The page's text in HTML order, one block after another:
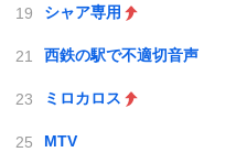
シャア専用
西鉄の駅で不適切音声
ミロカロス
MTV